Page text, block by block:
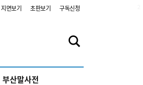
지면보기 초판보기 구독신청
부산말사전